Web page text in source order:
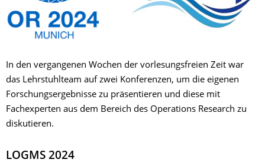
In den vergangenen Wochen der vorlesungsfreien Zeit war
das Lehrstuhlteam auf zwei Konferenzen, um die eigenen
Forschungsergebnisse zu präsentieren und diese mit
Fachexperten aus dem Bereich des Operations Research zu
diskutieren.
LOGMS 2024